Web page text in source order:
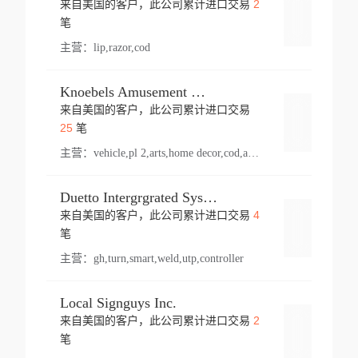
来自美国的客户，此公司累计进口交易 2
笔
主营： lip,razor,cod
Knoebels Amusement Resort
来自美国的客户，此公司累计进口交易
25笔
主营： vehicle,pl 2,arts,home decor,cod,amusement ride,sea
Duetto Intergrgrated Systems Inc.
来自美国的客户，此公司累计进口交易 4
笔
主营： gh,turn,smart,weld,utp,controller
Local Signguys Inc.
来自美国的客户，此公司累计进口交易 2
笔